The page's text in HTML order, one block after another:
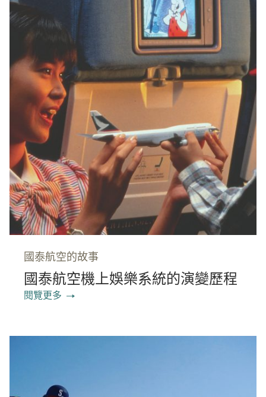
國泰航空的故事
國泰航空機上娛樂系統的演變歷程
閱覽更多